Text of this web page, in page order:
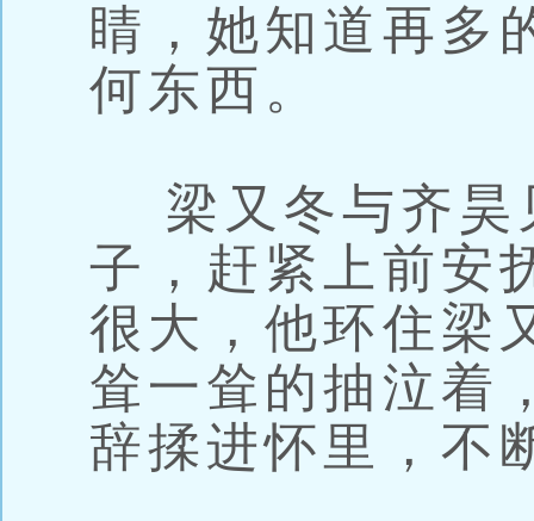
睛，她知道再多
何东西。
梁又冬与齐昊
子，赶紧上前安
很大，他环住梁
耸一耸的抽泣着
辞揉进怀里，不